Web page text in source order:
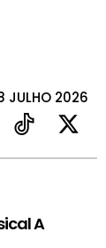
JULHO 2026
A